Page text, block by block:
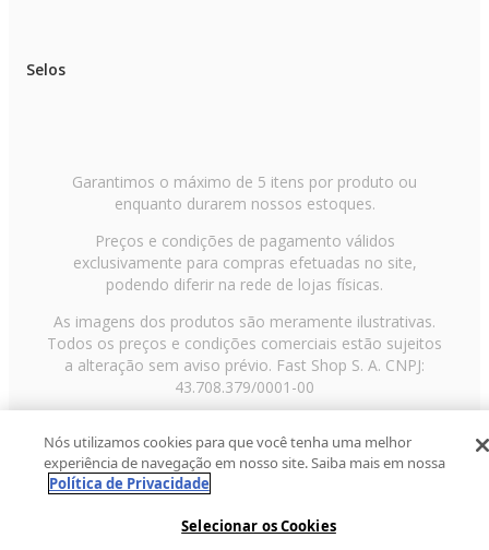
Selos
Garantimos o máximo de 5 itens por produto ou
enquanto durarem nossos estoques.
Preços e condições de pagamento válidos
exclusivamente para compras efetuadas no site,
podendo diferir na rede de lojas físicas.
As imagens dos produtos são meramente ilustrativas.
Todos os preços e condições comerciais estão sujeitos
a alteração sem aviso prévio. Fast Shop S. A. CNPJ:
43.708.379/0001-00
Paulo/SP, CEP 02029-001, Telefone: 11 3003-3728 ©
2013 Fast Shop - Todos os direitos reservadosRF
Nós utilizamos cookies para que você tenha uma melhor
experiência de navegação em nosso site. Saiba mais em nossa
Política de Privacidade
Selecionar os Cookies